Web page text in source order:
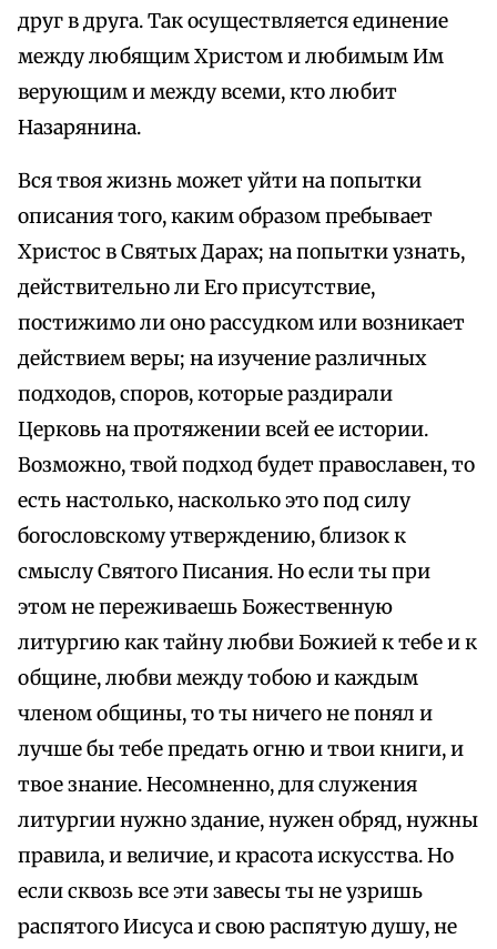
друг в друга. Так осуществляется единение
между любящим Христом и любимым Им
верующим и между всеми, кто любит
Назарянина.
Вся твоя жизнь может уйти на попытки
описания того, каким образом пребывает
Христос в Святых Дарах; на попытки узнать,
действительно ли Его присутствие,
постижимо ли оно рассудком или возникает
действием веры; на изучение различных
подходов, споров, которые раздирали
Церковь на протяжении всей ее истории.
Возможно, твой подход будет православен, то
есть настолько, насколько это под силу
богословскому утверждению, близок к
смыслу Святого Писания. Но если ты при
этом не переживаешь Божественную
литургию как тайну любви Божией к тебе и к
общине, любви между тобою и каждым
членом общины, то ты ничего не понял и
лучше бы тебе предать огню и твои книги, и
твое знание. Несомненно, для служения
литургии нужно здание, нужен обряд, нужны
правила, и величие, и красота искусства. Но
если сквозь все эти завесы ты не узришь
распятого Иисуса и свою распятую душу, не